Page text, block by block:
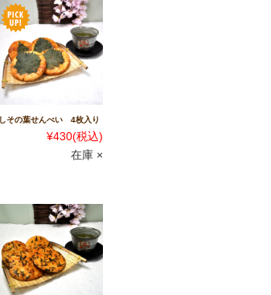
しその葉せんべい 4枚入り
¥430(税込)
在庫 ×